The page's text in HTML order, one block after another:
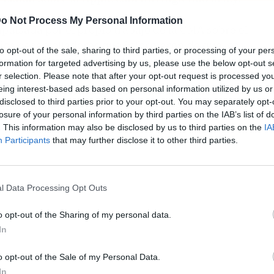
Not Process My Personal Information
opt-out of the sale, sharing to third parties, or processing of your
for targeted advertising by us, please use the below opt-out
selection. Please note that after your opt-out request is processed
interest-based ads based on personal information utilized by us
to third parties prior to your opt-out. You may separately
of your personal information by third parties on the IAB’s list of
This information may also be disclosed by us to third parties on the
Participants that may further disclose it to other third parties.
Data Processing Opt Outs
opt-out of the Sharing of my personal data.
opt-out of the Sale of my Personal Data.
por el propio trabajo de la CMA sobre el
desarrolladores que informaron de que los
y podrían infringir la ley de competencia, ha
Apple no solo diseña, fabrica y comercializa
la única forma de distribuir aplicaciones de
manera de que los clientes de Apple